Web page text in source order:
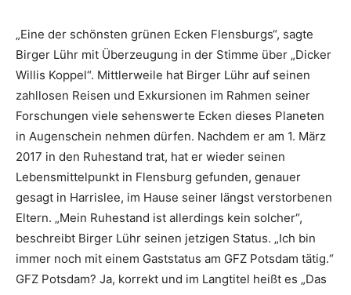
„Eine der schönsten grünen Ecken Flensburgs“, sagte
Birger Lühr mit Überzeugung in der Stimme über „Dicker
Willis Koppel“. Mittlerweile hat Birger Lühr auf seinen
zahllosen Reisen und Exkursionen im Rahmen seiner
Forschungen viele sehenswerte Ecken dieses Planeten
in Augenschein nehmen dürfen. Nachdem er am 1. März
2017 in den Ruhestand trat, hat er wieder seinen
Lebensmittelpunkt in Flensburg gefunden, genauer
gesagt in Harrislee, im Hause seiner längst verstorbenen
Eltern. „Mein Ruhestand ist allerdings kein solcher“,
beschreibt Birger Lühr seinen jetzigen Status. „Ich bin
immer noch mit einem Gaststatus am GFZ Potsdam tätig.“
GFZ Potsdam? Ja, korrekt und im Langtitel heißt es „Das